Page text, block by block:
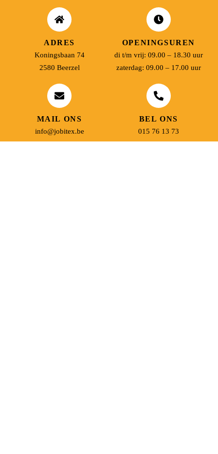
ADRES
Koningsbaan 74
2580 Beerzel
OPENINGSUREN
di t/m vrij: 09.00 – 18.30 uur
zaterdag: 09.00 – 17.00 uur
MAIL ONS
info@jobitex.be
BEL ONS
015 76 13 73